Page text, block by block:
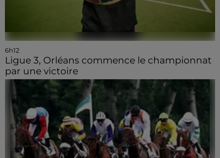
6h12
Ligue 3, Orléans commence le championnat
par une victoire